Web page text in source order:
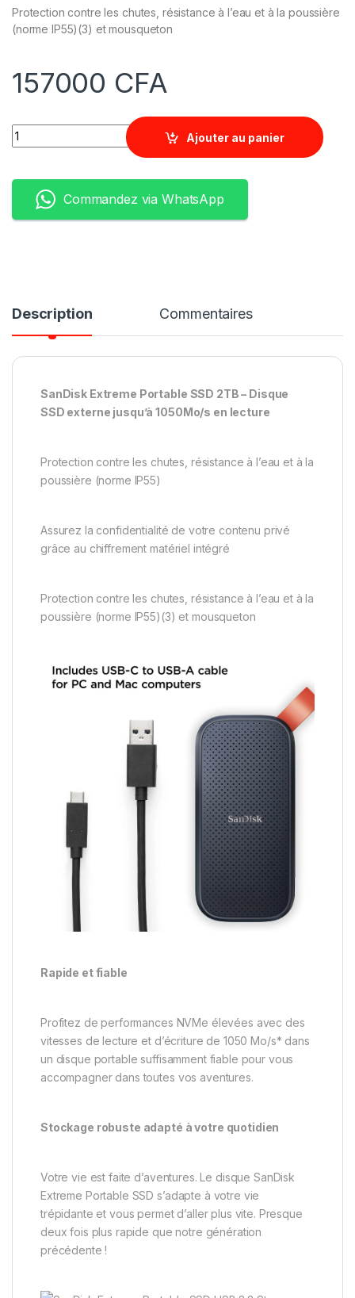
Protection contre les chutes, résistance à l’eau et à la poussière
(norme IP55)(3) et mousqueton
157000 CFA
Quantity
Ajouter au panier
Commandez via WhatsApp
Description Commentaires
SanDisk Extreme Portable SSD 2TB – Disque
SSD externe jusqu’à 1050Mo/s en lecture
Protection contre les chutes, résistance à l’eau et à la
poussière (norme IP55)
Assurez la confidentialité de votre contenu privé
grâce au chiffrement matériel intégré
Protection contre les chutes, résistance à l’eau et à la
poussière (norme IP55)(3) et mousqueton
Rapide et fiable
Profitez de performances NVMe élevées avec des
vitesses de lecture et d’écriture de 1050 Mo/s* dans
un disque portable suffisamment fiable pour vous
accompagner dans toutes vos aventures.
Stockage robuste adapté à votre quotidien
Votre vie est faite d’aventures. Le disque SanDisk
Extreme Portable SSD s’adapte à votre vie
trépidante et vous permet d’aller plus vite. Presque
deux fois plus rapide que notre génération
précédente !